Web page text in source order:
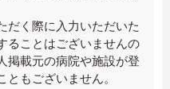
だく際に入力いただいた
ることはございませんの
掲載元の病院や施設が登
もございません。